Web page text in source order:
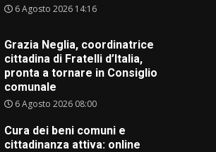
6 Agosto 2026 14:16
Grazia Neglia, coordinatrice
cittadina di Fratelli d’Italia,
pronta a tornare in Consiglio
comunale
6 Agosto 2026 08:00
Cura dei beni comuni e
cittadinanza attiva: online